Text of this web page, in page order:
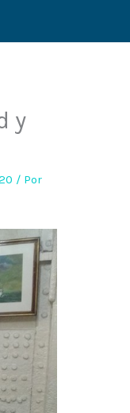
y
/ Por